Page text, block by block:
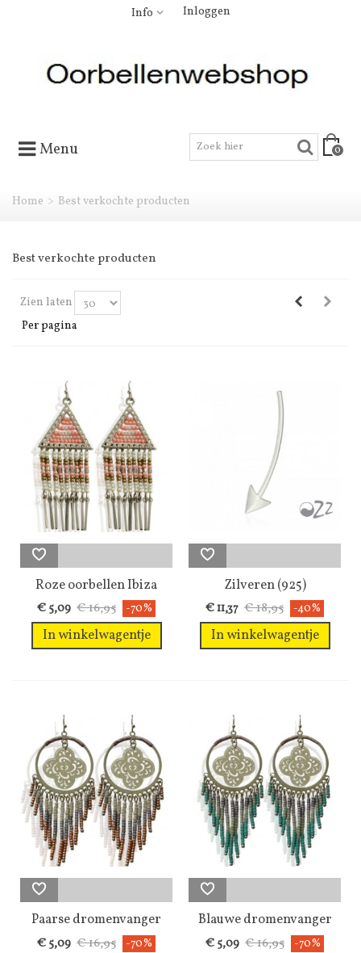
Info Inloggen
Menu 0
Home > Best verkochte producten
Best verkochte producten
Zien laten
Per pagina
Roze oorbellen Ibiza
style
€ 5,09 € 16,95 -70%
In winkelwagentje
Zilveren (925)
oorbellen...
€ 11,37 € 18,95 -40%
In winkelwagentje
Paarse dromenvanger
oorbellen
€ 5,09 € 16,95 -70%
Blauwe dromenvanger
oorbellen
€ 5,09 € 16,95 -70%